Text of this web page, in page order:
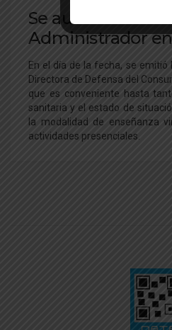
Se autorizaron
Administrador
En el día de la fecha, se emitió
Directora de Defensa del
que es conveniente hasta
sanitaria y el estado de
la modalidad de enseñanza
actividades presenciales.